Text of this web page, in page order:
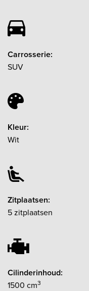
Carrosserie:
SUV
Kleur:
Wit
Zitplaatsen:
5 zitplaatsen
Cilinderinhoud:
1500 cm3